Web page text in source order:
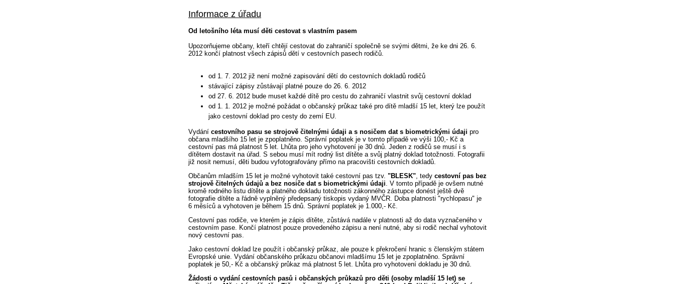
Informace z úřadu
Od letošního léta musí děti cestovat s vlastním pasem
Upozorňujeme občany, kteří chtějí cestovat do zahraničí společně se svými dětmi, že ke dni 26. 6.
2012 končí platnost všech zápisů dětí v cestovních pasech rodičů.
od 1. 7. 2012 již není možné zapisování dětí do cestovních dokladů rodičů
stávající zápisy zůstávají platné pouze do 26. 6. 2012
od 27. 6. 2012 bude muset každé dítě pro cestu do zahraničí vlastnit svůj cestovní doklad
od 1. 1. 2012 je možné požádat o občanský průkaz také pro dítě mladší 15 let, který lze použít
jako cestovní doklad pro cesty do zemí EU.
Vydání cestovního pasu se strojově čitelnými údaji a s nosičem dat s biometrickými údaji pro
občana mladšího 15 let je zpoplatněno. Správní poplatek je v tomto případě ve výši 100,- Kč a
cestovní pas má platnost 5 let. Lhůta pro jeho vyhotovení je 30 dnů. Jeden z rodičů se musí i s
dítětem dostavit na úřad. S sebou musí mít rodný list dítěte a svůj platný doklad totožnosti. Fotografii
již nosit nemusí, děti budou vyfotografovány přímo na pracovišti cestovních dokladů.
Občanům mladším 15 let je možné vyhotovit také cestovní pas tzv. "BLESK", tedy cestovní pas bez
strojově čitelných údajů a bez nosiče dat s biometrickými údaji. V tomto případě je ovšem nutné
kromě rodného listu dítěte a platného dokladu totožnosti zákonného zástupce donést ještě dvě
fotografie dítěte a řádně vyplněný předepsaný tiskopis vydaný MVČR. Doba platnosti "rychlopasu" je
6 měsíců a vyhotoven je během 15 dnů. Správní poplatek je 1.000,- Kč.
Cestovní pas rodiče, ve kterém je zápis dítěte, zůstává nadále v platnosti až do data vyznačeného v
cestovním pase. Končí platnost pouze provedeného zápisu a není nutné, aby si rodič nechal vyhotovit
nový cestovní pas.
Jako cestovní doklad lze použít i občanský průkaz, ale pouze k překročení hranic s členským státem
Evropské unie. Vydání občanského průkazu občanovi mladšímu 15 let je zpoplatněno. Správní
poplatek je 50,- Kč a občanský průkaz má platnost 5 let. Lhůta pro vyhotovení dokladu je 30 dnů.
Žádosti o vydání cestovních pasů i občanských průkazů pro děti (osoby mladší 15 let) se